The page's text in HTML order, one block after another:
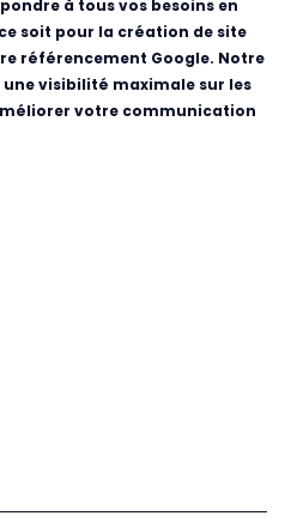
à tous vos besoins en
soit pour la création de site
référencement Google. Notre
visibilité maximale sur les
votre communication